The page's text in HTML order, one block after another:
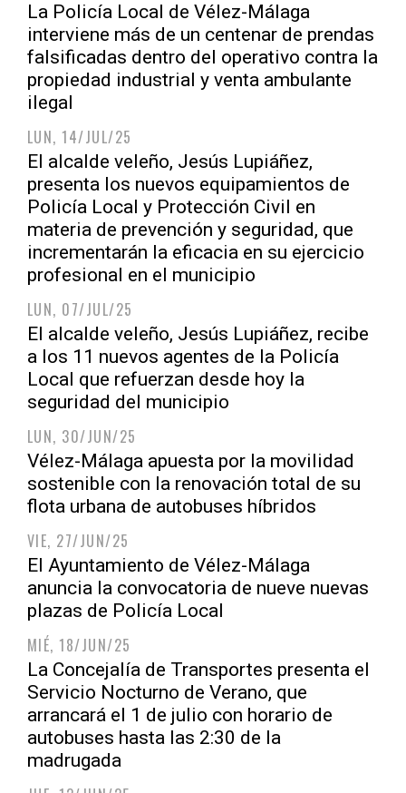
La Policía Local de Vélez-Málaga
interviene más de un centenar de prendas
falsificadas dentro del operativo contra la
propiedad industrial y venta ambulante
ilegal
LUN, 14/JUL/25
El alcalde veleño, Jesús Lupiáñez,
presenta los nuevos equipamientos de
Policía Local y Protección Civil en
materia de prevención y seguridad, que
incrementarán la eficacia en su ejercicio
profesional en el municipio
LUN, 07/JUL/25
El alcalde veleño, Jesús Lupiáñez, recibe
a los 11 nuevos agentes de la Policía
Local que refuerzan desde hoy la
seguridad del municipio
LUN, 30/JUN/25
Vélez-Málaga apuesta por la movilidad
sostenible con la renovación total de su
flota urbana de autobuses híbridos
VIE, 27/JUN/25
El Ayuntamiento de Vélez-Málaga
anuncia la convocatoria de nueve nuevas
plazas de Policía Local
MIÉ, 18/JUN/25
La Concejalía de Transportes presenta el
Servicio Nocturno de Verano, que
arrancará el 1 de julio con horario de
autobuses hasta las 2:30 de la
madrugada